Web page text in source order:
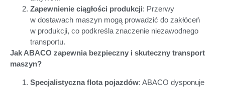
Zapewnienie ciągłości produkcji: Przerwy
w dostawach maszyn mogą prowadzić do zakłóceń
w produkcji, co podkreśla znaczenie niezawodnego
transportu.
Jak ABACO zapewnia bezpieczny i skuteczny transport
maszyn?
Specjalistyczna flota pojazdów: ABACO dysponuje